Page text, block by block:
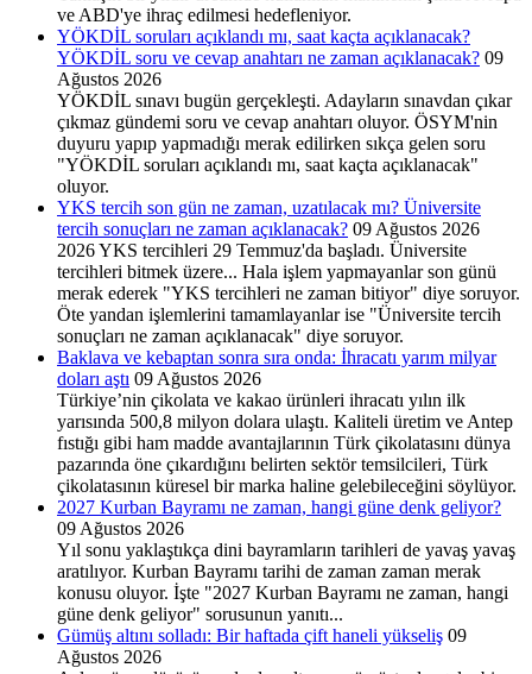
ve ABD'ye ihraç edilmesi hedefleniyor.
YÖKDİL soruları açıklandı mı, saat kaçta açıklanacak?
YÖKDİL soru ve cevap anahtarı ne zaman açıklanacak? 09
Ağustos 2026
YÖKDİL sınavı bugün gerçekleşti. Adayların sınavdan çıkar
çıkmaz gündemi soru ve cevap anahtarı oluyor. ÖSYM'nin
duyuru yapıp yapmadığı merak edilirken sıkça gelen soru
"YÖKDİL soruları açıklandı mı, saat kaçta açıklanacak"
oluyor.
YKS tercih son gün ne zaman, uzatılacak mı? Üniversite
tercih sonuçları ne zaman açıklanacak? 09 Ağustos 2026
2026 YKS tercihleri 29 Temmuz'da başladı. Üniversite
tercihleri bitmek üzere... Hala işlem yapmayanlar son günü
merak ederek "YKS tercihleri ne zaman bitiyor" diye soruyor.
Öte yandan işlemlerini tamamlayanlar ise "Üniversite tercih
sonuçları ne zaman açıklanacak" diye soruyor.
Baklava ve kebaptan sonra sıra onda: İhracatı yarım milyar
doları aştı 09 Ağustos 2026
Türkiye’nin çikolata ve kakao ürünleri ihracatı yılın ilk
yarısında 500,8 milyon dolara ulaştı. Kaliteli üretim ve Antep
fıstığı gibi ham madde avantajlarının Türk çikolatasını dünya
pazarında öne çıkardığını belirten sektör temsilcileri, Türk
çikolatasının küresel bir marka haline gelebileceğini söylüyor.
2027 Kurban Bayramı ne zaman, hangi güne denk geliyor?
09 Ağustos 2026
Yıl sonu yaklaştıkça dini bayramların tarihleri de yavaş yavaş
aratılıyor. Kurban Bayramı tarihi de zaman zaman merak
konusu oluyor. İşte "2027 Kurban Bayramı ne zaman, hangi
güne denk geliyor" sorusunun yanıtı...
Gümüş altını solladı: Bir haftada çift haneli yükseliş 09
Ağustos 2026